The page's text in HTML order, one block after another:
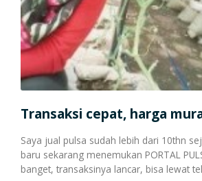
Transaksi cepat, harga
Saya jual pulsa sudah lebih dari 10thn
baru sekarang menemukan PORTAL
banget, transaksinya lancar, bisa lewat